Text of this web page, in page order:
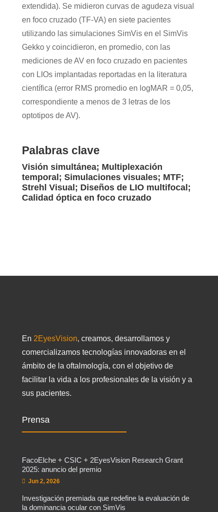
extendida). Se midieron curvas de agudeza visual
en foco cruzado (TF-VA) en siete pacientes
utilizando las simulaciones SimVis en el SimVis
Gekko y coincidieron, en promedio, con las
mediciones de AV en foco cruzado en pacientes
con LIOs implantadas reportadas en la literatura
científica (error RMS promedio en logMAR = 0,05,
correspondiente a menos de 3 letras de los
optotipos de AV).
Palabras clave
Visión simultánea; Multiplexación
temporal; Simulaciones visuales; MTF;
Strehl Visual; Diseños de LIO multifocal;
Calidad óptica en foco cruzado
En 2EyesVision, creamos, desarrollamos y
comercializamos tecnologías innovadoras en el
ámbito de la oftalmología, con el objetivo de
facilitar la vida a los profesionales de la visión y a
sus pacientes.
Prensa
FacoElche + CSIC + 2EyesVision Research Grant
2025: anuncio del premio
Jun 2, 2026
Investigación premiada que redefine la evaluación de
la dominancia ocular con SimVis